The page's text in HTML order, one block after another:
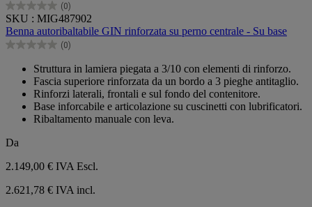
(0)
0.0
su
5
stelle.
SKU : MIG487902
Benna autoribaltabile GIN rinforzata su perno centrale - Su base
(0)
0.0
Struttura in lamiera piegata a 3/10 con elementi di rinforzo.
Fascia superiore rinforzata da un bordo a 3 pieghe antitaglio.
Rinforzi laterali, frontali e sul fondo del contenitore.
Base inforcabile e articolazione su cuscinetti con lubrificatori.
Ribaltamento manuale con leva.
Da
2.149,00 € IVA Escl.
2.621,78 € IVA incl.